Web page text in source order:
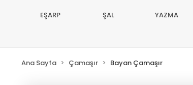
EŞARP ŞAL YAZMA
Ana Sayfa Çamaşır Bayan Çamaşır